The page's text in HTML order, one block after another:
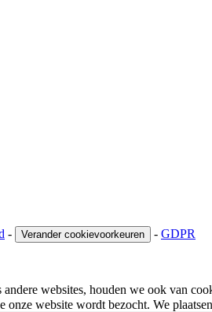
- Verander cookievoorkeuren - GDPR
andere websites, houden we ook van
website wordt bezocht. We